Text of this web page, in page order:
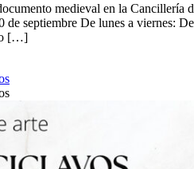
medieval en la Cancillería
septiembre De lunes a viernes: De
[…]